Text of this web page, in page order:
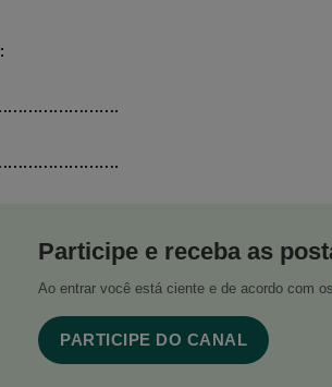
Participe e receba as
Ao entrar você está ciente e de acordo com os
PARTICIPE DO CANAL